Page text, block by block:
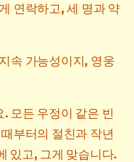
연락하고, 세 명과 약
속 가능성이지, 영웅
모든 우정이 같은 빈
부터의 절친과 작년
있고, 그게 맞습니다.